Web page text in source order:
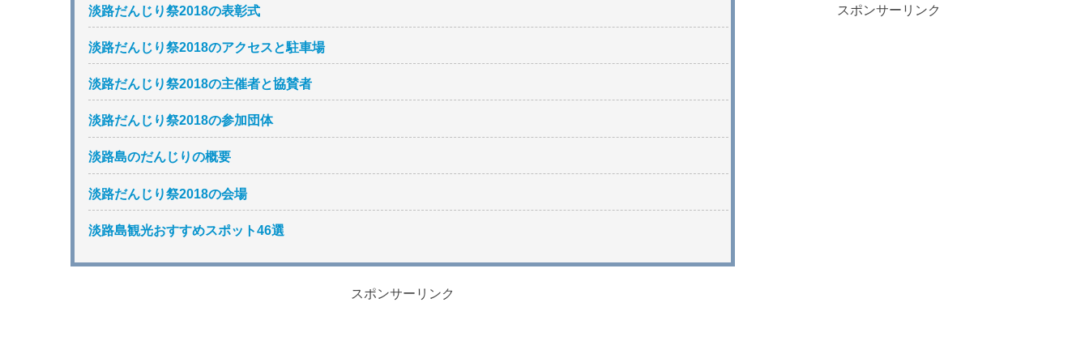
淡路だんじり祭2018の表彰式
淡路だんじり祭2018のアクセスと駐車場
淡路だんじり祭2018の主催者と協賛者
淡路だんじり祭2018の参加団体
淡路島のだんじりの概要
淡路だんじり祭2018の会場
淡路島観光おすすめスポット46選
スポンサーリンク
スポンサーリンク